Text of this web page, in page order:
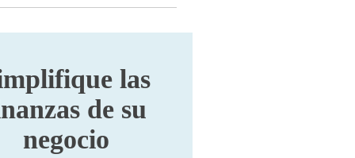
las
de su
negocio